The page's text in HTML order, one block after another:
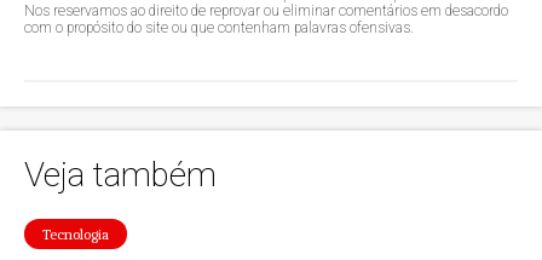
Nos reservamos ao direito de reprovar ou eliminar comentários em desacordo
com o propósito do site ou que contenham palavras ofensivas.
Veja também
Tecnologia